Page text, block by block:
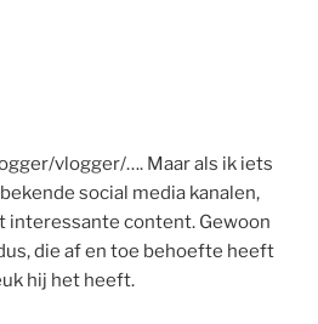
vlogger/…. Maar als ik iets
social media kanalen,
interessante content. Gewoon
die af en toe behoefte heeft
hij het heeft.